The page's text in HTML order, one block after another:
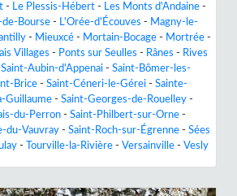
- Le Plessis-Hébert - Les Monts d'Andaine -
de-Bourse - L'Orée-d'Écouves - Magny-le-
- Mieuxcé - Mortain-Bocage - Mortrée -
Villages - Ponts sur Seulles - Rânes - Rives
Saint-Aubin-d'Appenai - Saint-Bômer-les-
Brice - Saint-Céneri-le-Gérei - Sainte-
Guillaume - Saint-Georges-de-Rouelley -
du-Perron - Saint-Philbert-sur-Orne -
du-Vauvray - Saint-Roch-sur-Égrenne - Sées
- Tourville-la-Rivière - Versainville - Vesly